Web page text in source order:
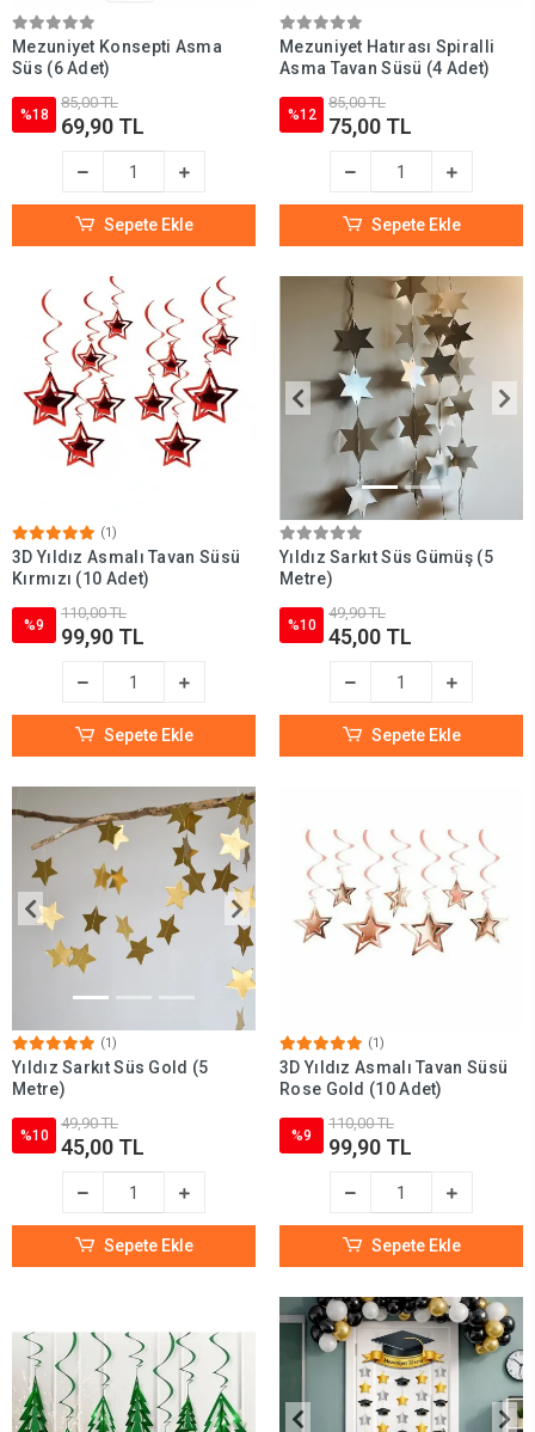
Mezuniyet Konsepti Asma
Süs (6 Adet)
%18
85,00 TL
69,90 TL
Sepete Ekle
Mezuniyet Hatırası Spiralli
Asma Tavan Süsü (4 Adet)
%12
85,00 TL
75,00 TL
Sepete Ekle
(1)
3D Yıldız Asmalı Tavan Süsü
Kırmızı (10 Adet)
%9
110,00 TL
99,90 TL
Sepete Ekle
Yıldız Sarkıt Süs Gümüş (5
Metre)
%10
49,90 TL
45,00 TL
Sepete Ekle
(1)
Yıldız Sarkıt Süs Gold (5
Metre)
%10
49,90 TL
45,00 TL
Sepete Ekle
(1)
3D Yıldız Asmalı Tavan Süsü
Rose Gold (10 Adet)
%9
110,00 TL
99,90 TL
Sepete Ekle